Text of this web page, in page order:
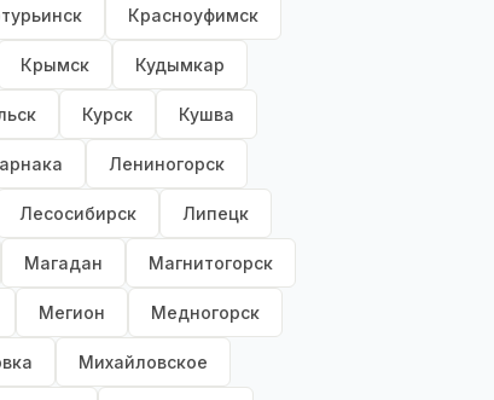
Красноуфимск
Крымск Кудымкар
Курск Кушва
Лениногорск
Лесосибирск Липецк
Магадан Магнитогорск
Мегион Медногорск
Михайловское